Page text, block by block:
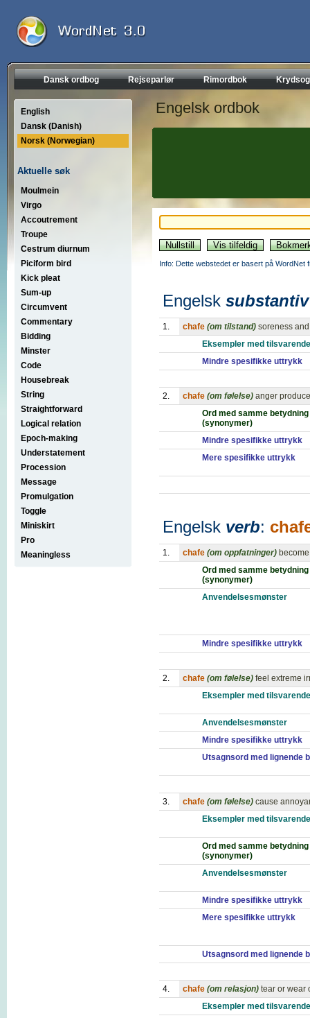
Dansk ordbog Rejseparlør Rimordbok
English
Dansk (Danish)
Norsk (Norwegian)
Aktuelle søk
Moulmein
Virgo
Accoutrement
Troupe
Cestrum diurnum
Piciform bird
Kick pleat
Sum-up
Circumvent
Commentary
Bidding
Minster
Code
Housebreak
String
Straightforward
Logical relation
Epoch-making
Understatement
Procession
Message
Promulgation
Toggle
Miniskirt
Pro
Meaningless
Engelsk ordbok
Info: Dette webstedet er basert på WordNet
Engelsk substantiv
1. chafe (om tilstand) soreness
Eksempler med
Mindre spesifikke uttrykk
2. chafe (om følelse) anger
Ord med samme betydning
(synonymer)
Mindre spesifikke uttrykk
Mere spesifikke uttrykk
Engelsk verb:
1. chafe (om oppfatninger)
Ord med samme betydning
(synonymer)
Anvendelsesmønster
Mindre spesifikke uttrykk
2. chafe (om følelse) feel extreme
Eksempler med
Anvendelsesmønster
Mindre spesifikke uttrykk
Utsagnsord med lignende
3. chafe (om følelse) cause
Eksempler med
Ord med samme betydning
(synonymer)
Anvendelsesmønster
Mindre spesifikke uttrykk
Mere spesifikke uttrykk
Utsagnsord med lignende
4. chafe (om relasjon) tear or wear
Eksempler med